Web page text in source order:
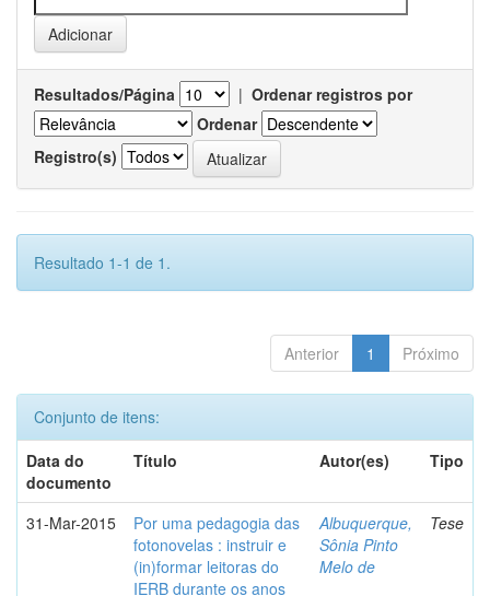
Resultados/Página | Ordenar registros por
Ordenar
Registro(s)
Resultado 1-1 de 1.
Anterior 1 Próximo
Conjunto de itens:
Data do
documento
Título Autor(es) Tipo
31-Mar-2015
Por uma pedagogia das
fotonovelas : instruir e
(in)formar leitoras do
IERB durante os anos
Albuquerque,
Sônia Pinto
Melo de
Tese